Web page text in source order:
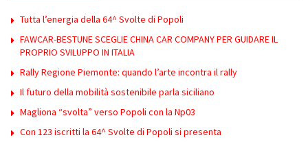
Tutta l’energia della 64^ Svolte di Popoli
FAWCAR-BESTUNE SCEGLIE CHINA CAR COMPANY PER GUIDARE IL
PROPRIO SVILUPPO IN ITALIA
Rally Regione Piemonte: quando l’arte incontra il rally
Il futuro della mobilità sostenibile parla siciliano
Magliona “svolta” verso Popoli con la Np03
Con 123 iscritti la 64^ Svolte di Popoli si presenta